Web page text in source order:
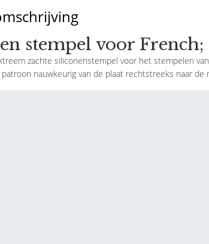
stempel voor
zachte siliconenstempel voor het stempelen
nauwkeurig van de plaat rechtstreeks naar de